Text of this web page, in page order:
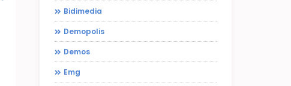
Bidimedia
Demopolis
Demos
Emg